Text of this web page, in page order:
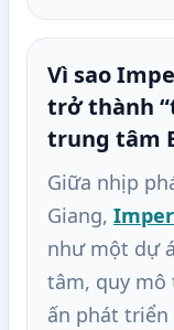
Vì sao
trở thành
trung tâm
Giữa nhịp
Giang,
như một dự
tâm, quy mô
ấn phát triển